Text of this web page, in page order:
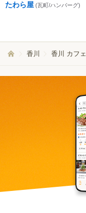
たわら屋 (瓦町/ハンバーグ)
香川 香川 カフェ